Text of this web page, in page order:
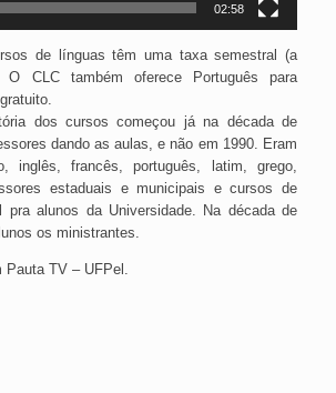
02:58
de línguas têm uma taxa semestral (a
CLC também oferece Português para
dos cursos começou já na década de
dando as aulas, e não em 1990. Eram
inglês, francês, português, latim, grego,
estaduais e municipais e cursos de
pra alunos da Universidade. Na década de
os ministrantes.
TV – UFPel.